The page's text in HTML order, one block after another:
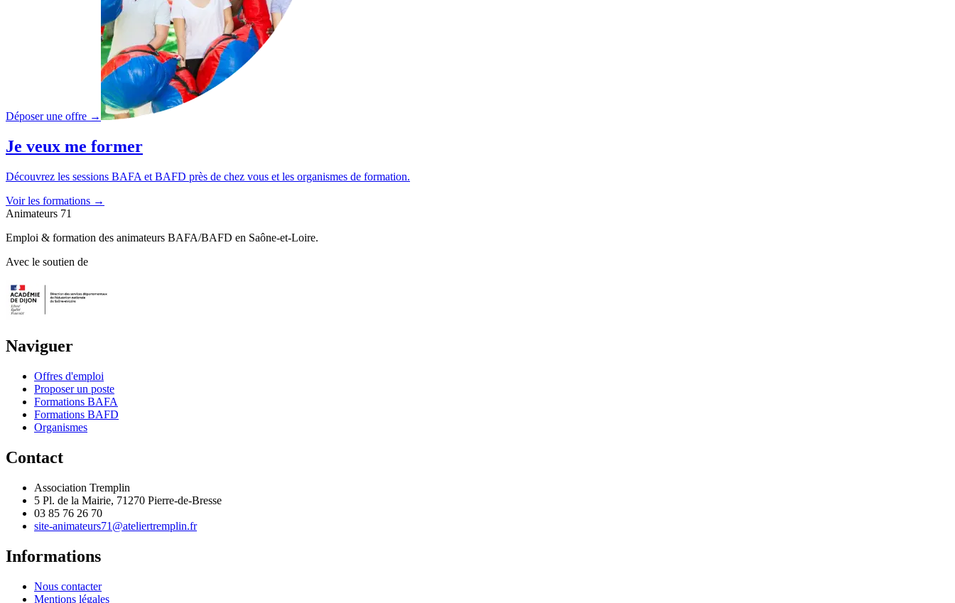
Déposer une offre →
Je veux me former
Découvrez les sessions BAFA et BAFD près de chez vous et les organismes de formation.
Voir les formations →
Animateurs 71
Emploi & formation des animateurs BAFA/BAFD en Saône-et-Loire.
Avec le soutien de
Naviguer
Offres d'emploi
Proposer un poste
Formations BAFA
Formations BAFD
Organismes
Contact
Association Tremplin
5 Pl. de la Mairie, 71270 Pierre-de-Bresse
03 85 76 26 70
site-animateurs71@ateliertremplin.fr
Informations
Nous contacter
Mentions légales